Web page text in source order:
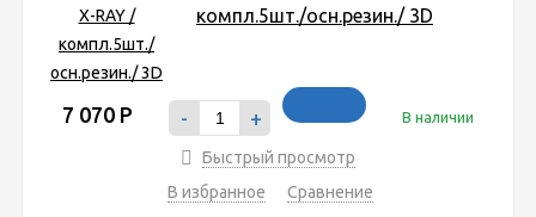
компл.5шт./осн.резин./ 3D
7 070 Р - + В наличии
Быстрый просмотр
В избранное
Сравнение